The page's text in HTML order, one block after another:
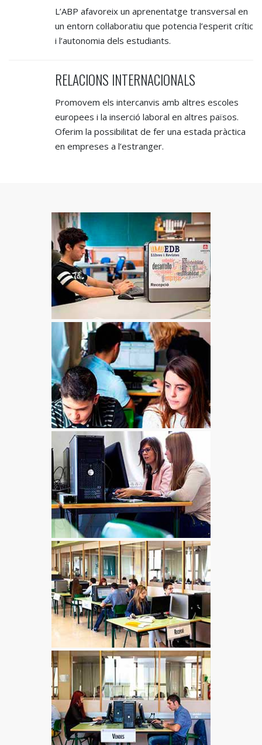
L’ABP afavoreix un aprenentatge transversal en
un entorn col·laboratiu que potencia l’esperit crític
i l’autonomia dels estudiants.
RELACIONS INTERNACIONALS
Promovem els intercanvis amb altres escoles
europees i la inserció laboral en altres països.
Oferim la possibilitat de fer una estada pràctica
en empreses a l’estranger.